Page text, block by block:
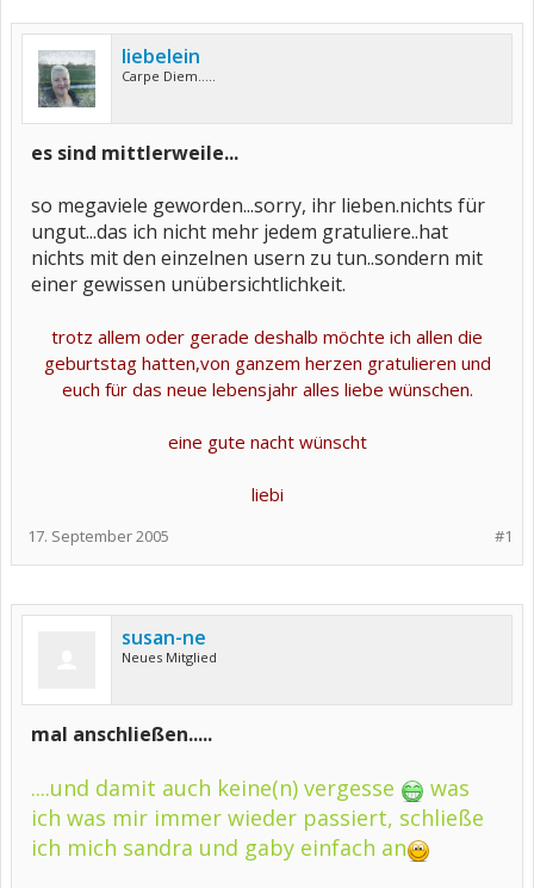
liebelein
Carpe Diem.....
es sind mittlerweile...
so megaviele geworden...sorry, ihr lieben.nichts für
ungut...das ich nicht mehr jedem gratuliere..hat
nichts mit den einzelnen usern zu tun..sondern mit
einer gewissen unübersichtlichkeit.
trotz allem oder gerade deshalb möchte ich allen die
geburtstag hatten,von ganzem herzen gratulieren und
euch für das neue lebensjahr alles liebe wünschen.
eine gute nacht wünscht
liebi
#1
17. September 2005
susan-ne
Neues Mitglied
mal anschließen.....
....und damit auch keine(n) vergesse
was
ich was mir immer wieder passiert, schließe
ich mich sandra und gaby einfach an